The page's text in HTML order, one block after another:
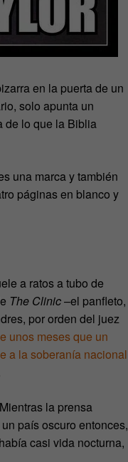
en la puerta de un
solo apunta un
de lo que la Biblia
una marca y también
páginas en blanco y
a ratos a tubo de
The Clinic–el panfleto,
por orden del juez
unos meses que un
a la soberanía nacional
la prensa
país oscuro entonces,
casi vida nocturna,